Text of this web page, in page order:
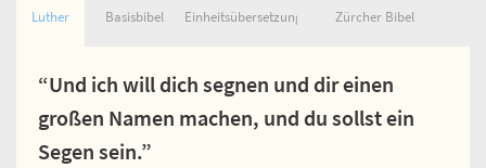
Luther Basisbibel Einheitsübersetzung Zürcher Bibel
“Und ich will dich segnen und dir einen
großen Namen machen, und du sollst ein
Segen sein.”